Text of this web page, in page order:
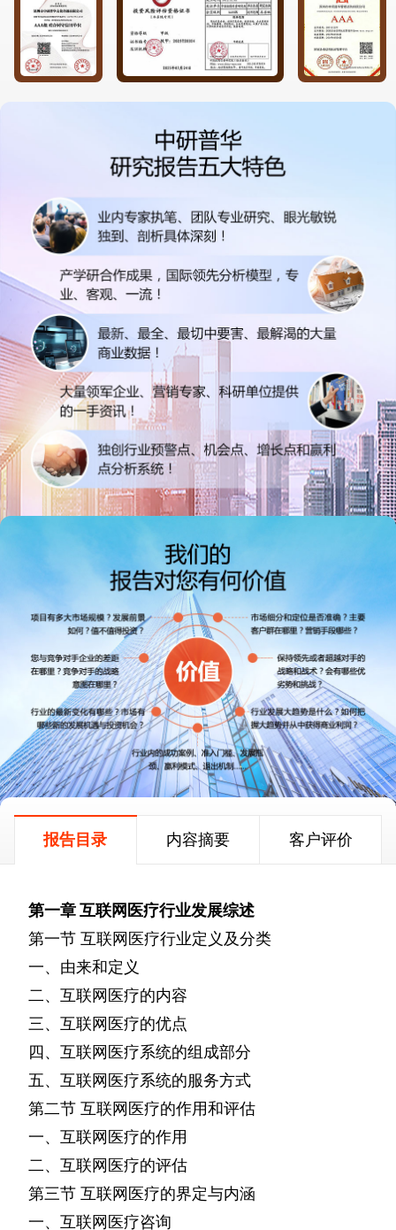
报告目录 内容摘要 客户评价
第一章互联网医疗行业发展综述
第一节 互联网医疗行业定义及分类
一、由来和定义
二、互联网医疗的内容
三、互联网医疗的优点
四、互联网医疗系统的组成部分
五、互联网医疗系统的服务方式
第二节 互联网医疗的作用和评估
一、互联网医疗的作用
二、互联网医疗的评估
第三节 互联网医疗的界定与内涵
一、互联网医疗咨询